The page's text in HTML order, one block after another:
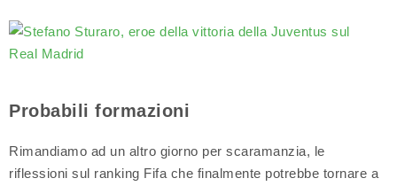
Probabili formazioni
Rimandiamo ad un altro giorno per scaramanzia, le
riflessioni sul ranking Fifa che finalmente potrebbe tornare a